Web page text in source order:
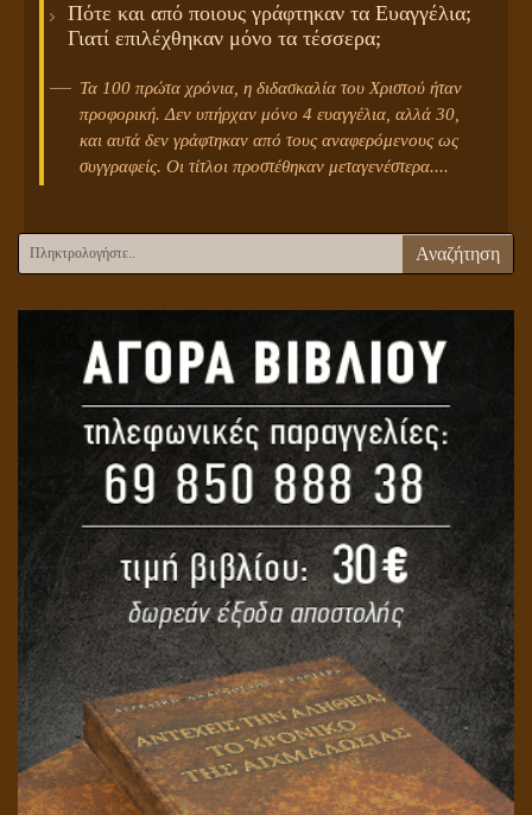
Πότε και από ποιους γράφτηκαν τα Ευαγγέλια;
Γιατί επιλέχθηκαν μόνο τα τέσσερα;
Τα 100 πρώτα χρόνια, η διδασκαλία του Χριστού ήταν
προφορική. Δεν υπήρχαν μόνο 4 ευαγγέλια, αλλά 30,
και αυτά δεν γράφτηκαν από τους αναφερόμενους ως
συγγραφείς. Οι τίτλοι προστέθηκαν μεταγενέστερα....
Αναζήτηση